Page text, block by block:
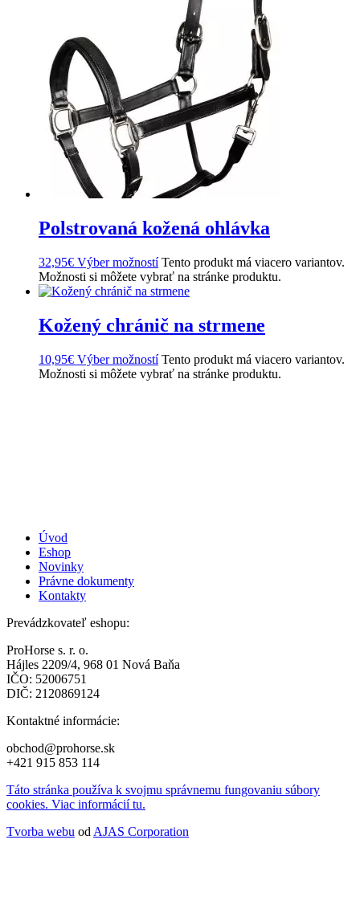
Polstrovaná kožená ohlávka
32,95€ Výber možností Tento produkt má viacero variantov.
Možnosti si môžete vybrať na stránke produktu.
Kožený chránič na strmene
10,95€ Výber možností Tento produkt má viacero variantov.
Možnosti si môžete vybrať na stránke produktu.
Úvod
Eshop
Novinky
Právne dokumenty
Kontakty
Prevádzkovateľ eshopu:
ProHorse s. r. o.
Hájles 2209/4, 968 01 Nová Baňa
IČO: 52006751
DIČ: 2120869124
Kontaktné informácie:
obchod@prohorse.sk
+421 915 853 114
Táto stránka používa k svojmu správnemu fungovaniu súbory
cookies. Viac informácií tu.
Tvorba webu od AJAS Corporation